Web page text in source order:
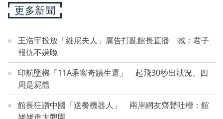
更多新聞
王浩宇投放「維尼夫人」廣告打亂館長直播 喊：君子
報仇不嫌晚
印航墜機「11A乘客奇蹟生還」 起飛30秒出狀況、四
周是屍體
館長狂讚中國「送餐機器人」 兩岸網友齊聲吐槽：館